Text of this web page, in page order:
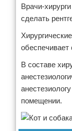
Врачи-
сделать
В составе
помещении.